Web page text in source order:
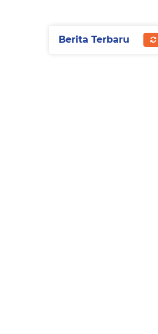
Berita Terbaru